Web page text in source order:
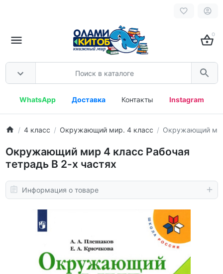
0
WhatsApp Доставка Контакты Instagram
4 класс Окружающий мир. 4 класс Окружающий мир
Окружающий мир 4 класс Рабочая
тетрадь В 2-х частях
Информация о товаре